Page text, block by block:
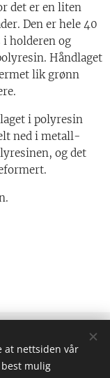
det er en liten
Den er hele 40
i holderen og
Håndlaget
lik grønn
i polyresin
ned i metall-
og det
at nettsiden vår
mulig